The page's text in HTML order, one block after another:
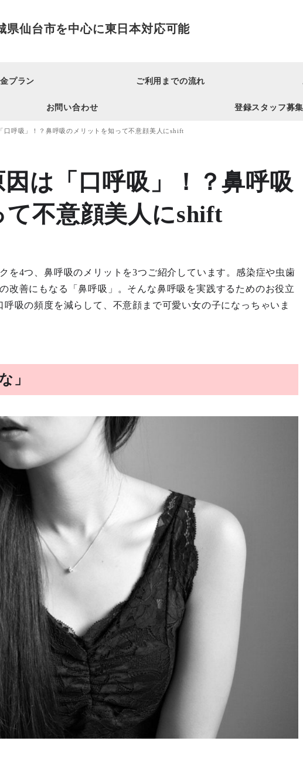
仙台市を中心に東日本対応可能
プラン ご利用までの流れ
お問い合わせ 登録スタッフ募集
口呼吸」！？鼻呼吸のメリットを知って不意顔美人にshift
は「口呼吸」！？鼻呼吸
不意顔美人にshift
を4つ、鼻呼吸のメリットを3つご紹介しています。感染症や虫歯
改善にもなる「鼻呼吸」。そんな鼻呼吸を実践するためのお役立
吸の頻度を減らして、不意顔まで可愛い女の子になっちゃいま
」